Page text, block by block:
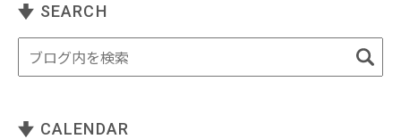
SEARCH
CALENDAR